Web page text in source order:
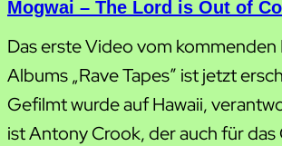
Mogwai – The Lord is Out of
Das erste Video vom kommenden
Albums „Rave Tapes” ist jetzt
Gefilmt wurde auf Hawaii,
ist Antony Crook, der auch für das